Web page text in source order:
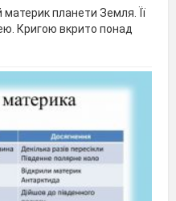
планети Земля. Її
Кригою вкрито понад